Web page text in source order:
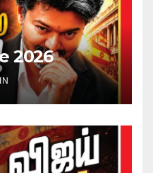
2026